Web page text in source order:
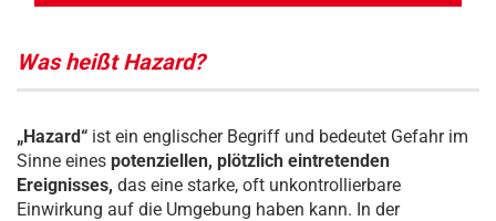
Was heißt Hazard?
„Hazard“ ist ein englischer Begriff und bedeutet Gefahr im
Sinne eines potenziellen, plötzlich eintretenden
Ereignisses, das eine starke, oft unkontrollierbare
Einwirkung auf die Umgebung haben kann. In der